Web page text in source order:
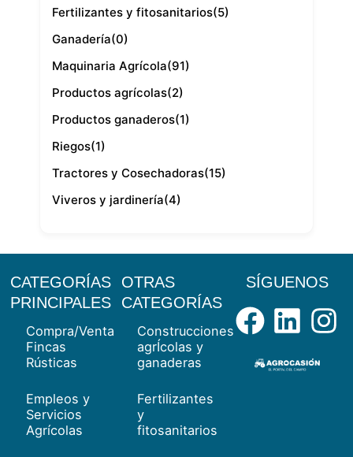
Fertilizantes y fitosanitarios(5)
Ganadería(0)
Maquinaria Agrícola(91)
Productos agrícolas(2)
Productos ganaderos(1)
Riegos(1)
Tractores y Cosechadoras(15)
Viveros y jardinería(4)
CATEGORÍAS
PRINCIPALES
Compra/Venta
Fincas
Rústicas
Empleos y
Servicios
Agrícolas
OTRAS
CATEGORÍAS
Construcciones
agrÍcolas y
ganaderas
Fertilizantes
y
fitosanitarios
SÍGUENOS